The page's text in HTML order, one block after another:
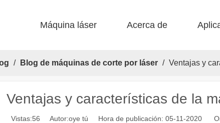
Máquina láser Acerca de
/ Blog de máquinas de corte por láser / Ventajas y
Ventajas y características de la
Vistas:56 Autor:oye tú Hora de publicación: 05-11-2020